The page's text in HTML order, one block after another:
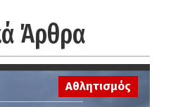
Άρθρα
Αθλητισμός